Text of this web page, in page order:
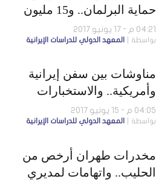
حماية البرلمان.. و15 مليون
عاطل في إيران
04:21 م - 17 يونيو 2017
بواسطة المعهد الدولي للدراسات الإيرانية
مناوشات بين سفن إيرانية
وأمريكية.. والاستخبارات
تضبط خليتين مسلحتين
04:05 م - 15 يونيو 2017
بواسطة المعهد الدولي للدراسات الإيرانية
مخدرات طهران أرخص من
الحليب.. واتهامات لمديري